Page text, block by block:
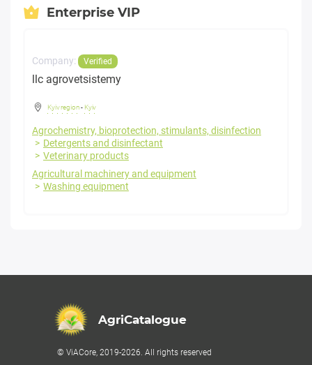
Enterprise VIP
Company: Verified
llc agrovetsistemy
Kyiv region- Kyiv
Agrochemistry, bioprotection, stimulants, disinfection
Detergents and disinfectant
Veterinary products
Agricultural machinery and equipment
Washing equipment
AgriCatalogue
© ViACore, 2019-2026. All rights reserved